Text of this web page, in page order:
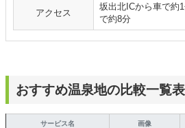
アクセス
坂出北ICから車で約
で約8分
おすすめ温泉地の比較一覧表
サービス名 画像